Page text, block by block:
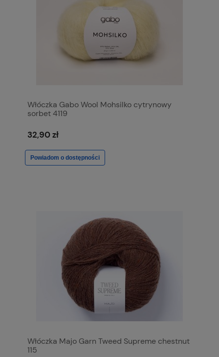
Włóczka Gabo Wool Mohsilko cytrynowy
sorbet 4119
32,90 zł
Powiadom o dostępności
Włóczka Majo Garn Tweed Supreme chestnut
115